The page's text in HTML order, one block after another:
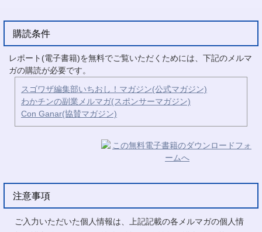
購読条件
レポート(電子書籍)を無料でご覧いただくためには、下記のメルマ
ガの購読が必要です。
スゴワザ編集部いちおし！マガジン(公式マガジン)
わかチンの副業メルマガ(スポンサーマガジン)
Con Ganar(協賛マガジン)
注意事項
ご入力いただいた個人情報は、上記記載の各メルマガの個人情